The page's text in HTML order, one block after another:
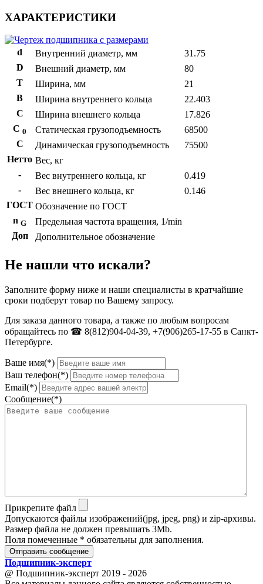
ХАРАКТЕРИСТИКИ
d Внутренний диаметр, мм
31.75
D
Внешний диаметр, мм
80
T
Ширина, мм
21
B
Ширина внутреннего кольца
22.403
С
Ширина внешнего кольца
17.826
С 0 Статическая грузоподъемность
68500
C
Динамическая грузоподъемность
75500
Нетто Вес, кг
-
Вес внутреннего кольца, кг
0.419
-
Вес внешнего кольца, кг
0.146
ГОСТ Обозначение по ГОСТ
n G
Предельная частота вращения, 1/min
Доп
Дополнительное обозначение
Не нашли что искали?
Заполните форму ниже и наши специалисты в кратчайшие
сроки подберут товар по Вашему запросу.
Для заказа данного товара, а также по любым вопросам
обращайтесь по ☎ 8(812)904-04-39, +7(906)265-17-55 в Санкт-
Петербурге.
Ваше имя(*)
Ваш телефон(*)
Email(*)
Сообщение(*)
Прикрепите файл
Допускаются файлы изображений(jpg, jpeg, png) и zip-архивы.
Размер файла не должен превышать 3Mb.
Поля помеченные * обязательны для заполнения.
Отправить сообщение
Подшипник-эксперт
@ Подшипник-эксперт 2019 - 2026